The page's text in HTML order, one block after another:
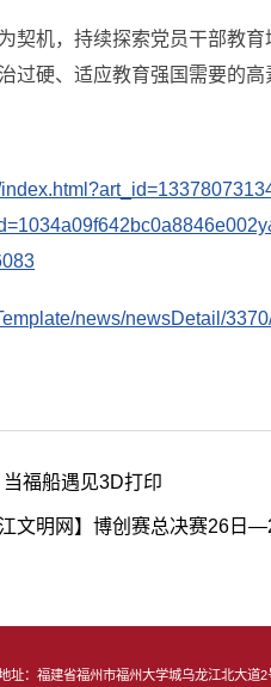
契机，持续探索党员干部教
过硬、适应教育强国需要的高
news/newsDetail/
福船遇见3D打印
明网】博创赛总决赛26日—28日
址：福建省福州市福州大学城乌龙江北大道2